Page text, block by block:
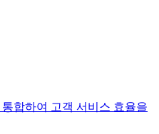
통합하여 고객 서비스 효율을